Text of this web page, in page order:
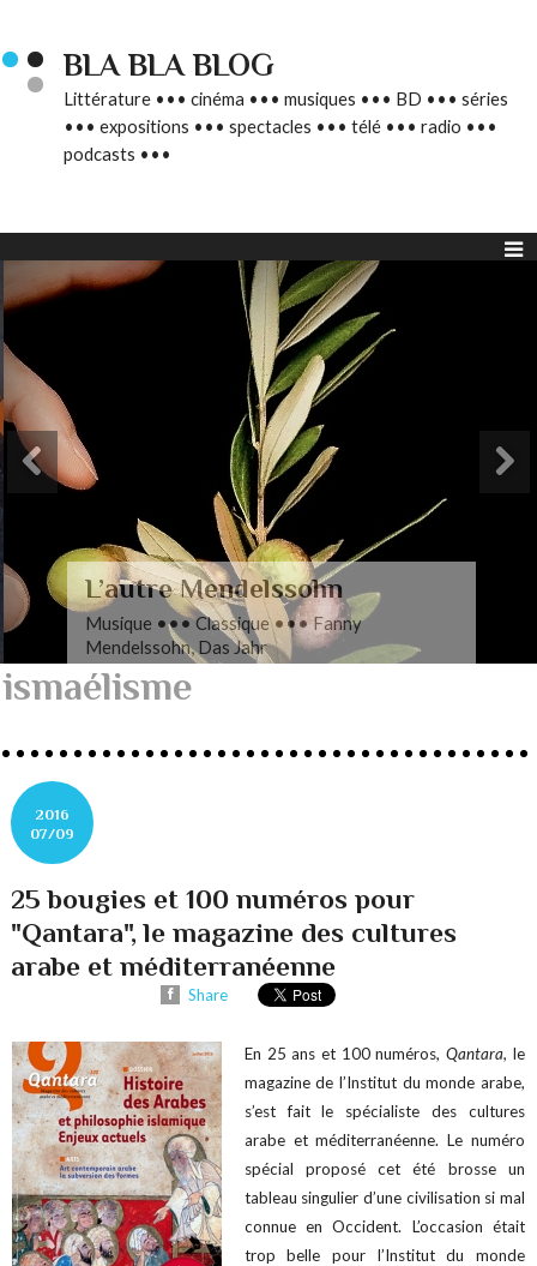
BLA BLA BLOG
Littérature ••• cinéma ••• musiques ••• BD ••• séries
••• expositions ••• spectacles ••• télé ••• radio •••
podcasts •••
L’autre Mendelssohn
Musique ••• Classique ••• Fanny
Mendelssohn, Das Jahr
ismaélisme
2016
07/09
25 bougies et 100 numéros pour
"Qantara", le magazine des cultures
arabe et méditerranéenne
Share
En 25 ans et 100 numéros,Qantara, le
magazine de l’Institut du monde arabe,
s’est fait le spécialiste des cultures
arabe et méditerranéenne. Le numéro
spécial proposé cet été brosse un
tableau singulier d’une civilisation si mal
connue en Occident. L’occasion était
trop belle pour l’Institut du monde